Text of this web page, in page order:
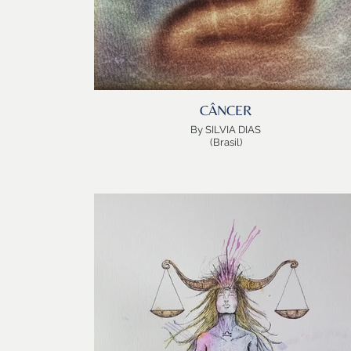
CÂNCER
By SILVIA DIAS
(Brasil)
Mar, Matriz, Mulher, Mãe…Origem!
Aquela que acolhe no seu peito as crianças… que
somos…
Assim chega, nos toques de pincel da SILVIA DIAS, o
“Feliz Natal” da Exposição Astrofolha de Arte
Astrológica.
Traz o sabor canceriano de Familia, de Lar, de
aconchego.
Emerge como se deve, grávida, e prestes a dar a Luz!
Silvia, Iyá iyá….fértil como CÁNCER, é psicologa,